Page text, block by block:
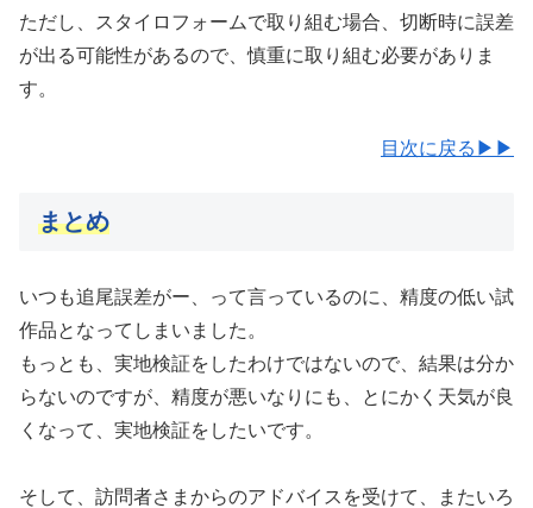
ただし、スタイロフォームで取り組む場合、切断時に誤差
が出る可能性があるので、慎重に取り組む必要がありま
す。
目次に戻る▶▶
まとめ
いつも追尾誤差がー、って言っているのに、精度の低い試
作品となってしまいました。
もっとも、実地検証をしたわけではないので、結果は分か
らないのですが、精度が悪いなりにも、とにかく天気が良
くなって、実地検証をしたいです。
そして、訪問者さまからのアドバイスを受けて、またいろ